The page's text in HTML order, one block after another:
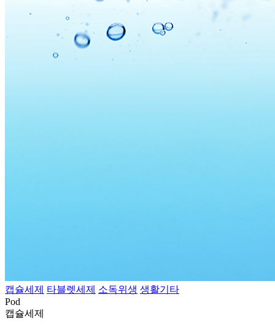
캡슐세제 타블렛세제 소독위생 생활기타
Pod
캡슐세제